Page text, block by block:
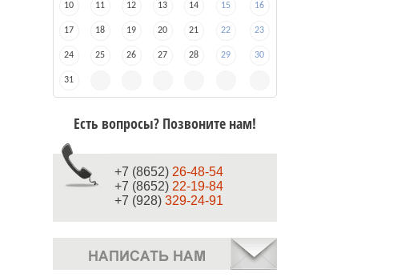
10 11 12 13 14 15 16
17 18 19 20 21 22 23
24 25 26 27 28 29 30
31
Есть вопросы? Позвоните нам!
+7 (8652) 26-48-54
+7 (8652) 22-19-84
+7 (928) 329-24-91